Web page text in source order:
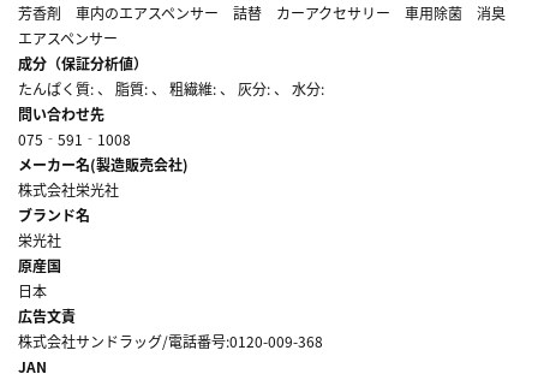
芳香剤 車内のエアスペンサー 詰替 カーアクセサリー 車用除菌 消臭
エアスペンサー
成分（保証分析値）
たんぱく質: 、 脂質: 、 粗繊維: 、 灰分: 、 水分:
問い合わせ先
075‐591‐1008
メーカー名(製造販売会社)
株式会社栄光社
ブランド名
栄光社
原産国
日本
広告文責
株式会社サンドラッグ/電話番号:0120-009-368
JAN